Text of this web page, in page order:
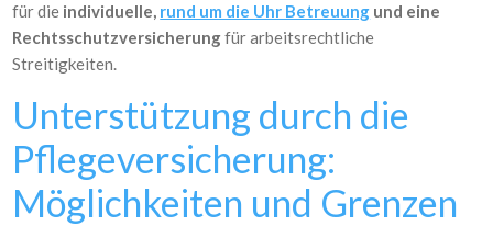
für die individuelle, rund um die Uhr Betreuung und eine
Rechtsschutzversicherungfür arbeitsrechtliche
Streitigkeiten.
Unterstützung durch die
Pflegeversicherung:
Möglichkeiten und Grenzen